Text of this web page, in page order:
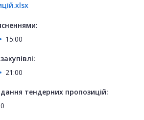
15:00
21:00
тендерних пропозицій: